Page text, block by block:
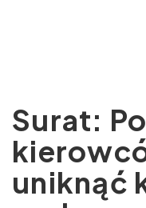
Surat:
uniknąć